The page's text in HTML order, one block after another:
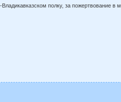
полку, за пожертвование в